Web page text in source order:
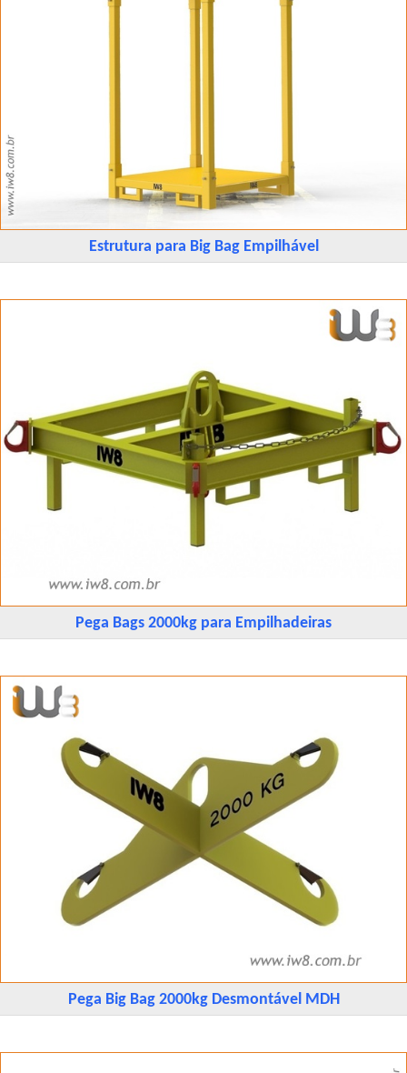
Estrutura para Big Bag Empilhável
Pega Bags 2000kg para Empilhadeiras
Pega Big Bag 2000kg Desmontável MDH